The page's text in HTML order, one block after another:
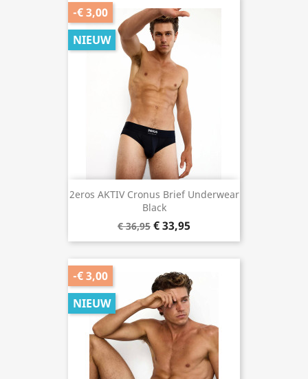
2eros AKTIV Cronus Brief Underwear
Black
€ 36,95 € 33,95
-€ 3,00
NIEUW
-€ 3,00
NIEUW